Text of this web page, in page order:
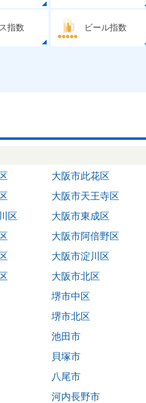
指数 ビール指数
大阪市此花区
大阪市天王寺区
区
大阪市東成区
大阪市阿倍野区
大阪市淀川区
大阪市北区
堺市中区
堺市北区
池田市
貝塚市
八尾市
河内長野市